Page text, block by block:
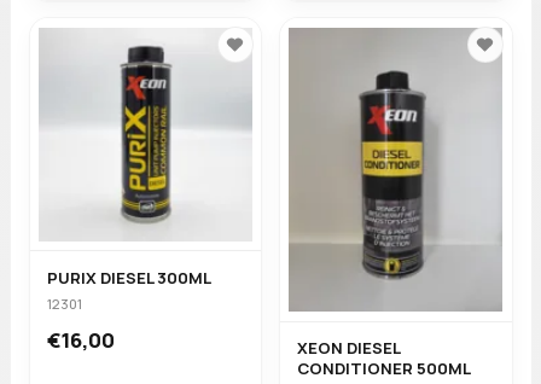
PURIX DIESEL 300ML
12301
€16,00
XEON DIESEL
CONDITIONER 500ML